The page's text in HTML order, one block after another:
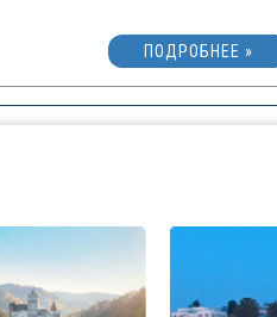
ПОДРОБНЕЕ »